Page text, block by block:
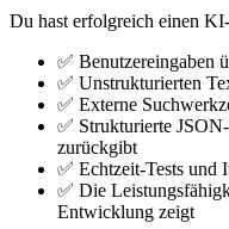
Du hast erfolgreich einen
✅ Benutzereingaben
✅ Unstrukturierten
✅ Externe
✅ Strukturierte
zurückgibt
✅ Echtzeit-Tests und
✅ Die
Entwicklung zeigt